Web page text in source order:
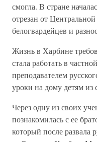
смогла. В стране
отрезан от
белогвардейцев и
Жизнь в Харбине
стала работать в
преподавателем
уроки на дому детям из
Через одну из своих
познакомилась с ее
который после развала